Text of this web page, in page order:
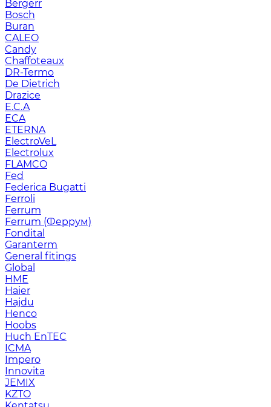
Bergerr
Bosch
Buran
CALEO
Candy
Chaffoteaux
DR-Termo
De Dietrich
Drazice
E.C.A
ECA
ETERNA
ElectroVeL
Electrolux
FLAMCO
Fed
Federica Bugatti
Ferroli
Ferrum
Ferrum (Феррум)
Fondital
Garanterm
General fitings
Global
HME
Haier
Hajdu
Henco
Hoobs
Huch EnTEC
ICMA
Impero
Innovita
JEMIX
KZTO